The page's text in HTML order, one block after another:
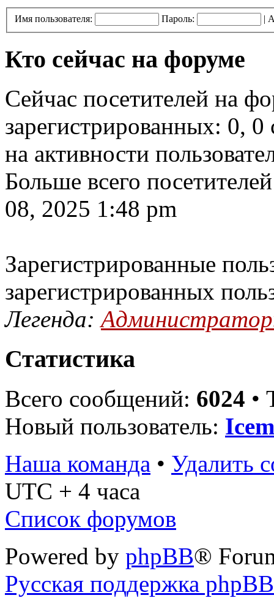
Имя пользователя: Пароль: |
Кто сейчас на форуме
Сейчас посетителей на
зарегистрированных: 0,
на активности
Больше всего
08, 2025 1:48 pm
Зарегистрированные
зарегистрированных
Легенда:
Статистика
Всего сообщений: 6024 •
Новый пользователь:
Наша команда • Удалить
UTC + 4 часа
Список форумов
Powered by phpBB®
Русская поддержка phpBB